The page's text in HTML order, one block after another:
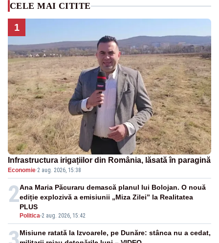
CELE MAI CITITE
1
Infrastructura irigațiilor din România, lăsată în paragină
Economie·2 aug. 2026, 15:38
2
Politica-2 aug. 2026, 15:42
Ana Maria Păcuraru demască planul lui Bolojan. O nouă
ediție explozivă a emisiunii „Miza Zilei” la Realitatea
PLUS
Misiune ratată la Izvoarele, pe Dunăre: stânca nu a cedat,